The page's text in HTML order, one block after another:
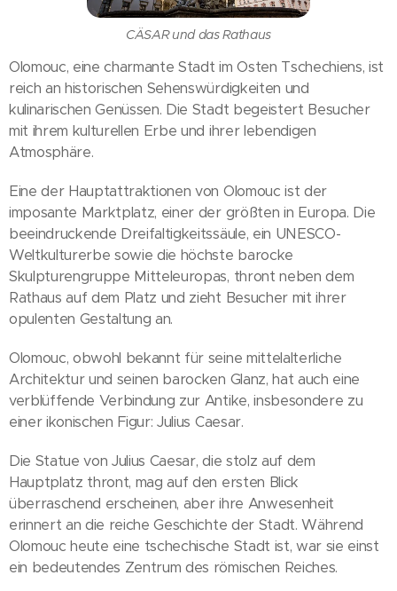
CÄSAR und das Rathaus
Olomouc, eine charmante Stadt im Osten Tschechiens, ist
reich an historischen Sehenswürdigkeiten und
kulinarischen Genüssen. Die Stadt begeistert Besucher
mit ihrem kulturellen Erbe und ihrer lebendigen
Atmosphäre.
Eine der Hauptattraktionen von Olomouc ist der
imposante Marktplatz, einer der größten in Europa. Die
beeindruckende Dreifaltigkeitssäule, ein UNESCO-
Weltkulturerbe sowie die höchste barocke
Skulpturengruppe Mitteleuropas, thront neben dem
Rathaus auf dem Platz und zieht Besucher mit ihrer
opulenten Gestaltung an.
Olomouc, obwohl bekannt für seine mittelalterliche
Architektur und seinen barocken Glanz, hat auch eine
verblüffende Verbindung zur Antike, insbesondere zu
einer ikonischen Figur: Julius Caesar.
Die Statue von Julius Caesar, die stolz auf dem
Hauptplatz thront, mag auf den ersten Blick
überraschend erscheinen, aber ihre Anwesenheit
erinnert an die reiche Geschichte der Stadt. Während
Olomouc heute eine tschechische Stadt ist, war sie einst
ein bedeutendes Zentrum des römischen Reiches.